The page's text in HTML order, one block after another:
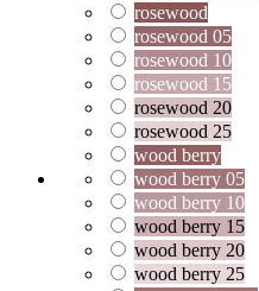
rosewood
rosewood 05
rosewood 10
rosewood 15
rosewood 20
rosewood 25
wood berry
wood berry 05
wood berry 10
wood berry 15
wood berry 20
wood berry 25